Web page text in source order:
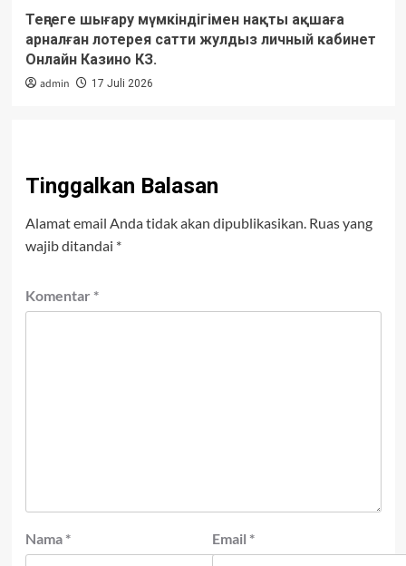
Теңгеге шығару мүмкіндігімен нақты ақшаға
арналған лотерея сатти жулдыз личный кабинет
Онлайн Казино КЗ.
admin 17 Juli 2026
Tinggalkan Balasan
Alamat email Anda tidak akan dipublikasikan. Ruas yang
wajib ditandai *
Komentar *
Nama * Email *